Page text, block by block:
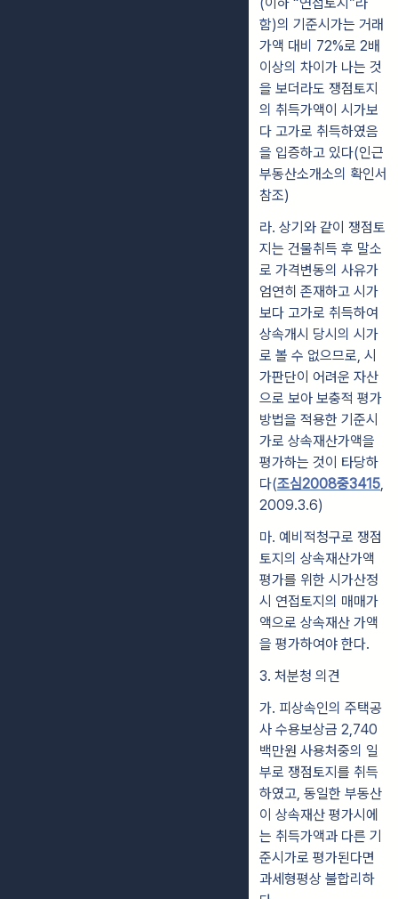
함)의 기준시가는 거래
가액 대비 72%로 2배
이상의 차이가 나는 것
을 보더라도 쟁점토지
의 취득가액이 시가보
다 고가로 취득하였음
을 입증하고 있다(인근
부동산소개소의 확인서
참조)
라. 상기와 같이 쟁점토
지는 건물취득 후 말소
로 가격변동의 사유가
엄연히 존재하고 시가
보다 고가로 취득하여
상속개시 당시의 시가
로 볼 수 없으므로, 시
가판단이 어려운 자산
으로 보아 보충적 평가
방법을 적용한 기준시
가로 상속재산가액을
평가하는 것이 타당하
다(조심2008중3415,
2009.3.6)
마. 예 비적청구로 쟁점
토지의 상속재산가액
평가를 위한 시가산정
시 연접토지의 매매가
액으로 상속재산 가액
을 평가하여야 한다.
3. 처분청 의견
가. 피상속인의 주택공
사 수용보상금 2,740
백만원 사용처중의 일
부로 쟁점토지를 취득
하였고, 동일한 부동산
이 상속재산 평가시에
는 취득가액과 다른 기
준시가로 평가된다면
과세형평상 불합리하